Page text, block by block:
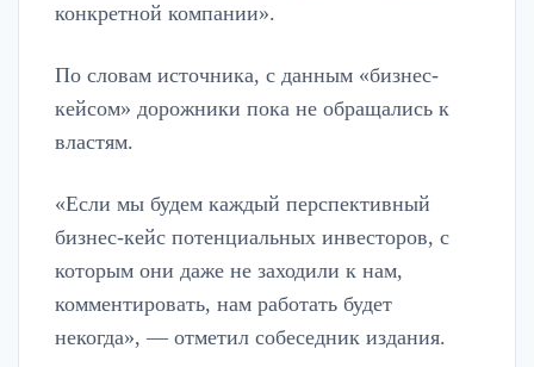
конкретной компании».
По словам источника, с данным «бизнес-
кейсом» дорожники пока не обращались к
властям.
«Если мы будем каждый перспективный
бизнес-кейс потенциальных инвесторов, с
которым они даже не заходили к нам,
комментировать, нам работать будет
некогда», — отметил собеседник издания.